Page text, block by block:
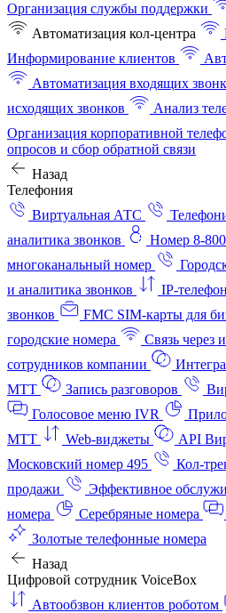
Организация службы поддержки
Автоматизация кол-центра
Информирование клиентов
Автоматизация входящих
исходящих звонков
Анализ
Организация корпоративной
опросов и сбор обратной связи
Назад
Телефония
Виртуальная АТС
аналитика звонков
Номер 8-800
многоканальный номер
и аналитика звонков
IP-
звонков
FMC SIM-карты для
городские номера
Связь через
сотрудников компании
МТТ
Запись разговоров
Голосовое меню IVR
МТТ
Web-виджеты
API
Московский номер 495
Кол-
продажи
Эффективное
номера
Серебряные номера
Золотые телефонные номера
Назад
Цифровой сотрудник VoiceBox
Автообзвон клиентов роботом